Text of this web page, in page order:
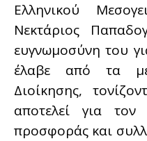
Ελληνικού
Νεκτάριος
ευγνωμοσύνη του
έλαβε από τα
Διοίκησης,
αποτελεί για τον
προσφοράς και